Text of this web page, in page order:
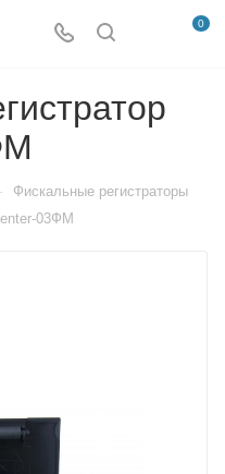
0
Фискальные регистраторы
03ФМ